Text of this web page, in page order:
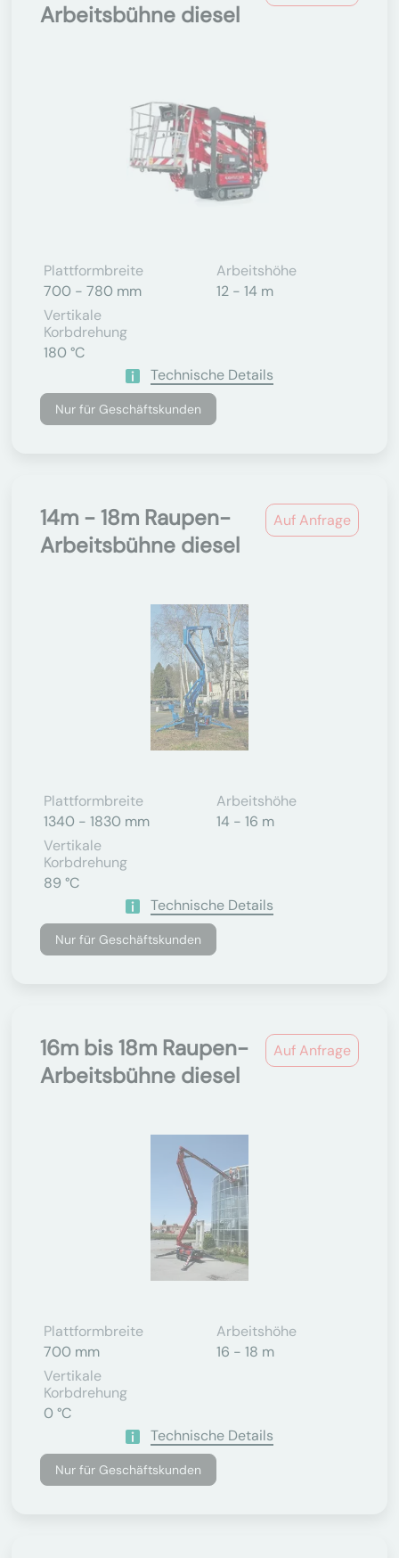
Arbeitsbühne diesel
Plattformbreite
700 - 780 mm
Arbeitshöhe
12 - 14 m
Vertikale
Korbdrehung
180 °C
Technische Details
Nur für Geschäftskunden
Auf Anfrage
14m - 18m Raupen-
Arbeitsbühne diesel
Plattformbreite
1340 - 1830 mm
Arbeitshöhe
14 - 16 m
Vertikale
Korbdrehung
89 °C
Technische Details
Nur für Geschäftskunden
Auf Anfrage
16m bis 18m Raupen-
Arbeitsbühne diesel
Plattformbreite
700 mm
Arbeitshöhe
16 - 18 m
Vertikale
Korbdrehung
0 °C
Technische Details
Nur für Geschäftskunden